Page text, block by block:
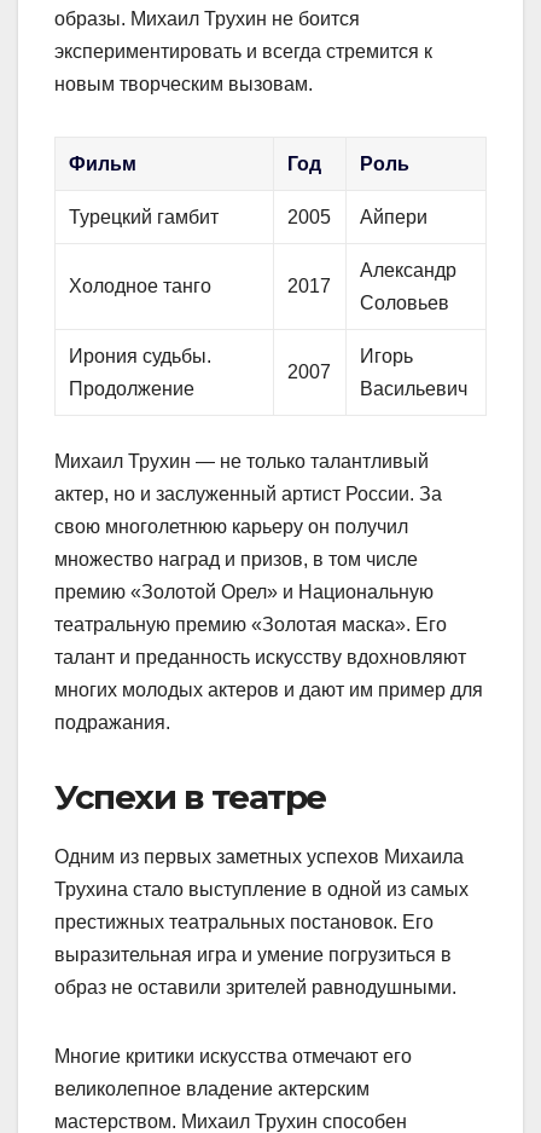
образы. Михаил Трухин не боится
экспериментировать и всегда стремится к
новым творческим вызовам.
Фильм Год Роль
Турецкий гамбит 2005 Айпери
Холодное танго 2017
Александр
Соловьев
Ирония судьбы.
Продолжение
2007
Игорь
Васильевич
Михаил Трухин — не только талантливый
актер, но и заслуженный артист России. За
свою многолетнюю карьеру он получил
множество наград и призов, в том числе
премию «Золотой Орел» и Национальную
театральную премию «Золотая маска». Его
талант и преданность искусству вдохновляют
многих молодых актеров и дают им пример для
подражания.
Успехи в театре
Одним из первых заметных успехов Михаила
Трухина стало выступление в одной из самых
престижных театральных постановок. Его
выразительная игра и умение погрузиться в
образ не оставили зрителей равнодушными.
Многие критики искусства отмечают его
великолепное владение актерским
мастерством. Михаил Трухин способен